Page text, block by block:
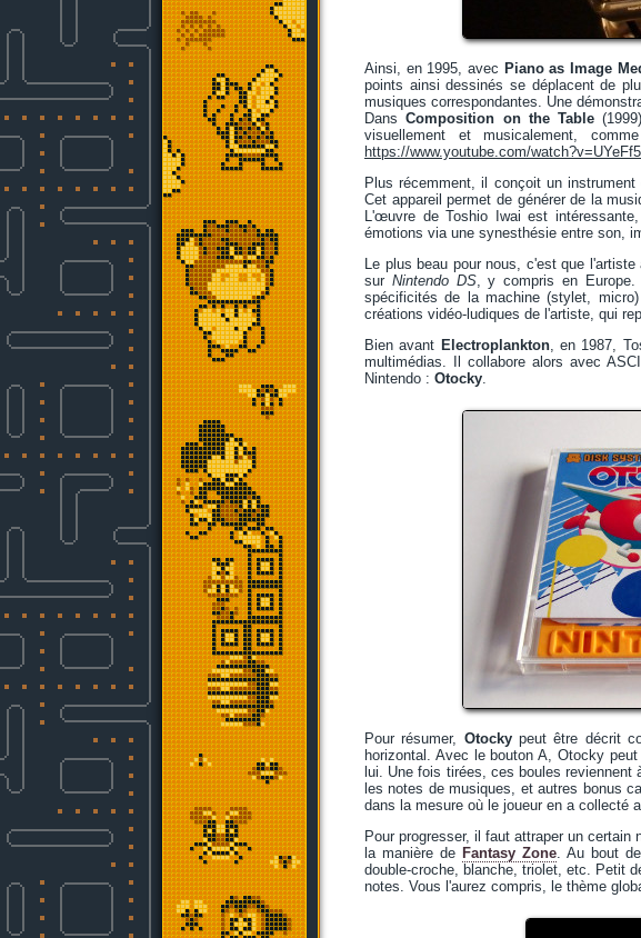
Ainsi, en 1995, avec Piano as Image
points ainsi dessinés se déplacent de
musiques correspondantes. Une
DansComposition on the Table
visuellement et musicalement,
https://www.youtube.com/
Plus récemment, il conçoit un
Cet appareil permet de générer de la
L'œuvre de Toshio Iwai est
émotions via une synesthésie entre son,
Le plus beau pour nous, c'est que
sur Nintendo DS, y compris en Europe.
spécificités de la machine (stylet,
créations vidéo-ludiques de l'artiste, qui
Bien avant Electroplankton, en 1987,
multimédias. Il collabore alors avec
Nintendo : Otocky.
Pour résumer, Otockypeut être décrit
horizontal. Avec le bouton A, Otocky
lui. Une fois tirées, ces boules
les notes de musiques, et autres bonus
dans la mesure où le joueur en a collecté
Pour progresser, il faut attraper un
la manière de Fantasy Zone. Au bout
double-croche, blanche, triolet, etc. Petit
notes. Vous l'aurez compris, le thème